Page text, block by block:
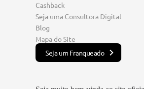
Cashback
Seja uma Consultora Digital
Blog
Mapa do Site
Seja um Franqueado